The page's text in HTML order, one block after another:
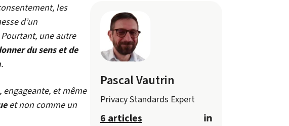
les
d’un
une autre
du sens et de
engageante, et même
et non comme un
Pascal Vautrin
Privacy Standards Expert
6 articles